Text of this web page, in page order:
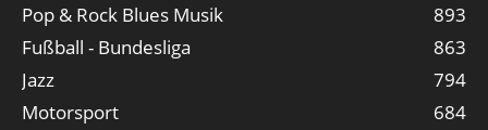
Pop & Rock Blues Musik
893
Fußball - Bundesliga
863
Jazz
794
Motorsport
684